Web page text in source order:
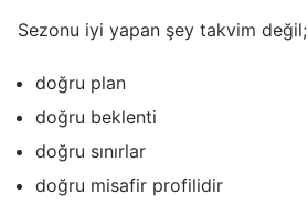
Sezonu iyi yapan şey takvim değil;
doğru plan
doğru beklenti
doğru sınırlar
doğru misafir profilidir